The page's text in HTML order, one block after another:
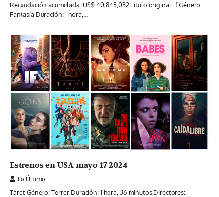
Recaudación acumulada: US$ 40,843,032 Título original: If Género:
Fantasía Duración: 1 hora,…
Estrenos en USA mayo 17 2024
Lo Último
Tarot Género: Terror Duración: 1 hora, 36 minutos Directores: